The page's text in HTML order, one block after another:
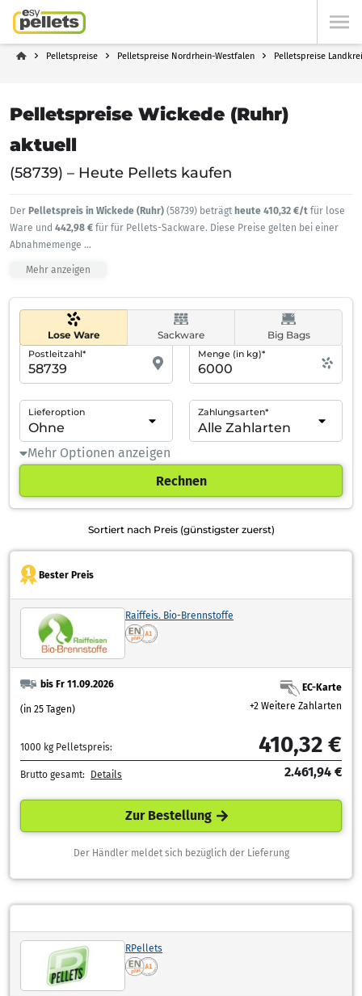
Pelletspreise Pelletspreise Nordrhein-Westfalen Pelletspreise
Pelletspreise Wickede (Ruhr)
aktuell
(58739) – Heute Pellets kaufen
Der Pelletspreis in Wickede (Ruhr) (58739) beträgt heute 410,32 €/t für lose
Ware und 442,98 € für für Pellets-Sackware. Diese Preise gelten bei einer
Abnahmemenge ...
Mehr anzeigen
Lose Ware Sackware Big Bags
Postleitzahl* Menge (in kg)*
Lieferoption Zahlungsarten*
Mehr Optionen anzeigen
Rechnen
Sortiert nach Preis (günstigster zuerst)
Bester Preis
Raiffeis. Bio-Brennstoffe
bis Fr 11.09.2026
(in 25 Tagen)
EC-Karte
+2 Weitere Zahlarten
1000 kg Pelletspreis: 410,32 €
Brutto gesamt: Details 2.461,94 €
Zur Bestellung
Der Händler meldet sich bezüglich der Lieferung
RPellets